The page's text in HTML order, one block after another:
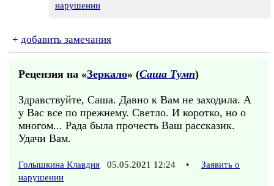
нарушении
+ добавить замечания
Рецензия на «Зеркало» (Саша Тумп)
Здравствуйте, Саша. Давно к Вам не заходила. А
у Вас все по прежнему. Светло. И коротко, но о
многом... Рада была прочесть Ваш рассказик.
Удачи Вам.
Голышкина Клавдия 05.05.2021 12:24 •
Заявить о
нарушении